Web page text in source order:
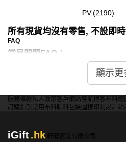
PV:(2190)
所有現貨均沒有零售, 不設即
FAQ
常見問題FAQ：
問：現貨貨車帽有哪些顏色和尺
答：我們提供多種顏色和尺寸的
色、白色、藍色、紅色、綠色等
格和需求。尺寸方面，我們的貨
況，您可以聯繫我們的客戶服務
顯示更
服務條款私人政策客戶 網站導航博客布料總
訂購指引 常用布料輔料包裝 圖樣印制 設計站
iGift.hk 軒龍實業有限公司